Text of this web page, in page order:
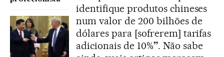
identifique produtos chineses
num valor de 200 bilhões de
dólares para [sofrerem] tarifas
adicionais de 10%”. Não sabe